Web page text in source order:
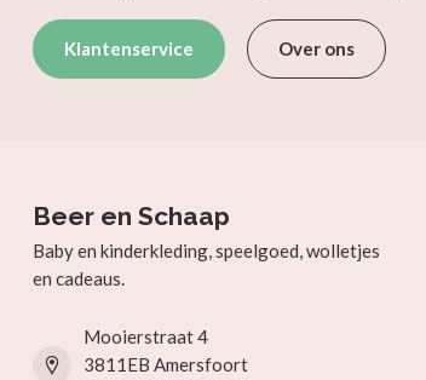
Klantenservice Over ons
Beer en Schaap
Baby en kinderkleding, speelgoed, wolletjes
en cadeaus.
Mooierstraat 4
3811EB Amersfoort